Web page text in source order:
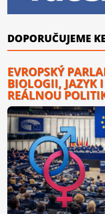
DOPORUČUJEME
EVROPSKÝ
BIOLOGII, JAZYK
REÁLNOU